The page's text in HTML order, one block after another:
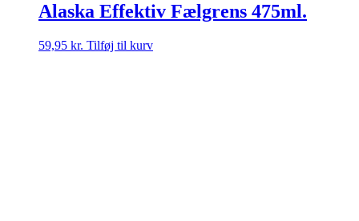
Alaska Effektiv Fælgrens 475ml.
59,95 kr. Tilføj til kurv